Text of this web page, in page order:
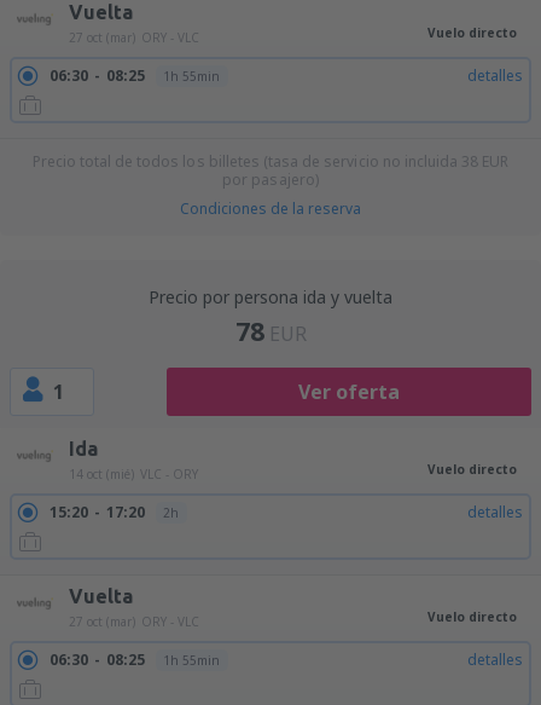
Vuelta
27 oct (mar) ORY - VLC Vuelo directo
06:30 08:25 1h 55min detalles
Precio total de todos los billetes (tasa de servicio no incluida 38 EUR
por pasajero)
Condiciones de la reserva
Precio por persona ida y vuelta
78 EUR
1 Ver oferta
Ida
14 oct (mié) VLC - ORY Vuelo directo
15:20 17:20 2h detalles
Vuelta
27 oct (mar) ORY - VLC Vuelo directo
06:30 08:25 1h 55min detalles